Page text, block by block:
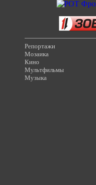
Репортажи
Мозаика
Кино
Мультфильмы
Музыка